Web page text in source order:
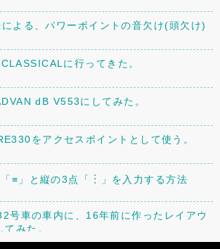
よる、パワーポイントの音欠け(頭欠け)
に行ってきた。
dB V553にしてみた。
をアクセスポイントとして使う。
≡」と縦の3点「︙」を入力する方法
号車の車内に、16年前に作ったレイアウ
てみた。